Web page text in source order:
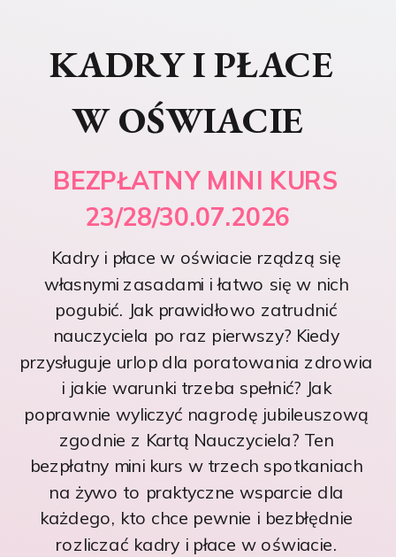
BEZPŁATNY MINI KURS
Kadry i płace w oświacie rządzą się
własnymi zasadami i łatwo się w nich
pogubić. Jak prawidłowo zatrudnić
nauczyciela po raz pierwszy? Kiedy
przysługuje urlop dla poratowania zdrowia
i jakie warunki trzeba spełnić? Jak
poprawnie wyliczyć nagrodę jubileuszową
zgodnie z Kartą Nauczyciela? Ten
bezpłatny mini kurs w trzech spotkaniach
na żywo to praktyczne wsparcie dla
każdego, kto chce pewnie i bezbłędnie
rozliczać kadry i płace w oświacie.
KADRY I PŁACE
W OŚWIACIE
23/28/30.07.2026